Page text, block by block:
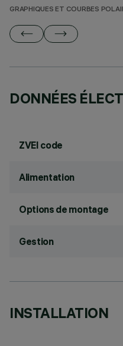
GRAPHIQUES ET COURBES
DONNÉES
ZVEI code
Alimentation
Options de montage
Gestion
INSTALLATION